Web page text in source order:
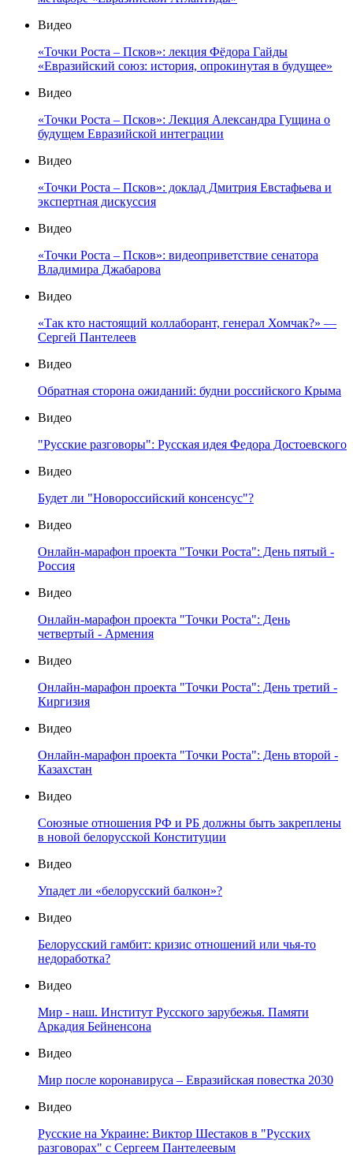
Видео
«Точки Роста – Псков»: лекция Фёдора Гайды
«Евразийский союз: история, опрокинутая в будущее»
Видео
«Точки Роста – Псков»: Лекция Александра Гущина о
будущем Евразийской интеграции
Видео
«Точки Роста – Псков»: доклад Дмитрия Евстафьева и
экспертная дискуссия
Видео
«Точки Роста – Псков»: видеоприветствие сенатора
Владимира Джабарова
Видео
«Так кто настоящий коллаборант, генерал Хомчак?» —
Сергей Пантелеев
Видео
Обратная сторона ожиданий: будни российского Крыма
Видео
"Русские разговоры": Русская идея Федора Достоевского
Видео
Будет ли "Новороссийский консенсус"?
Видео
Онлайн-марафон проекта "Точки Роста": День пятый -
Россия
Видео
Онлайн-марафон проекта "Точки Роста": День
четвертый - Армения
Видео
Онлайн-марафон проекта "Точки Роста": День третий -
Киргизия
Видео
Онлайн-марафон проекта "Точки Роста": День второй -
Казахстан
Видео
Союзные отношения РФ и РБ должны быть закреплены
в новой белорусской Конституции
Видео
Упадет ли «белорусский балкон»?
Видео
Белорусский гамбит: кризис отношений или чья-то
недоработка?
Видео
Мир - наш. Институт Русского зарубежья. Памяти
Аркадия Бейненсона
Видео
Мир после коронавируса – Евразийская повестка 2030
Видео
Русские на Украине: Виктор Шестаков в "Русских
разговорах" с Сергеем Пантелеевым